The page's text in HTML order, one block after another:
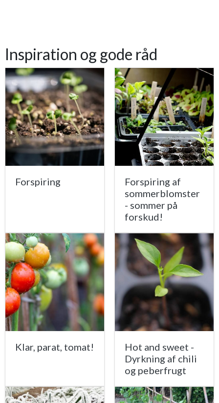
Inspiration og gode råd
Forspiring
Forspiring af
sommerblomster
- sommer på
forskud!
Klar, parat, tomat!
Hot and sweet -
Dyrkning af chili
og peberfrugt